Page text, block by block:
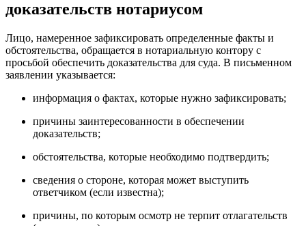
доказательств нотариусом
Лицо, намеренное зафиксировать определенные факты и
обстоятельства, обращается в нотариальную контору с
просьбой обеспечить доказательства для суда. В письменном
заявлении указывается:
информация о фактах, которые нужно зафиксировать;
причины заинтересованности в обеспечении
доказательств;
обстоятельства, которые необходимо подтвердить;
сведения о стороне, которая может выступить
ответчиком (если известна);
причины, по которым осмотр не терпит отлагательств